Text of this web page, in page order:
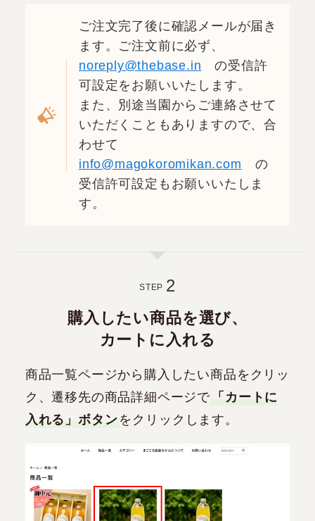
ご注文完了後に確認メールが届き
ます。 ご注文前に必ず、
noreply@thebase.in の受信許
可設定をお願いいたします。
また、別途当園からご連絡させて
いただくこともありますので、合
わせて
info@magokoromikan.com の
受信許可設定もお願いいたしま
す。
STEP
購入したい商品を選び、
カートに入れる
商品一覧ページから購入したい商品をクリッ
ク、遷移先の商品詳細ページで 「カートに
入れる」ボタン をクリックします。